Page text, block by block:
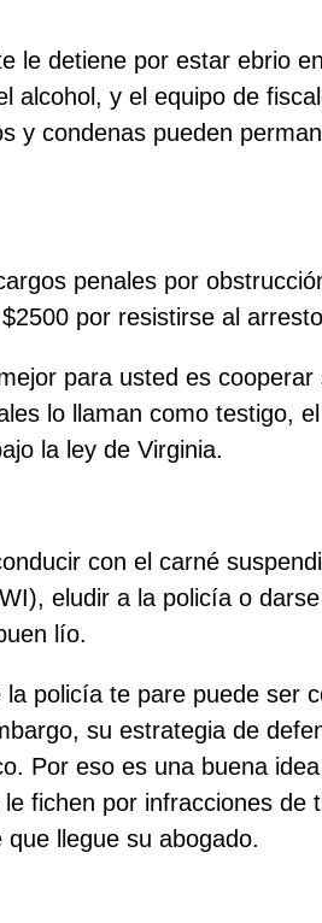
le detiene por estar ebrio
y el equipo de
y condenas pueden
penales por
por resistirse al
para usted es
lo llaman como testigo,
la ley de Virginia.
con el carné
eludir a la policía o
lío.
policía te pare puede ser
su estrategia de
Por eso es una buena
fichen por infracciones de
llegue su abogado.